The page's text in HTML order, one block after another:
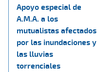
Apoyo especial de
A.M.A. a los
mutualistas afectados
por las inundaciones y
las lluvias
torrenciales